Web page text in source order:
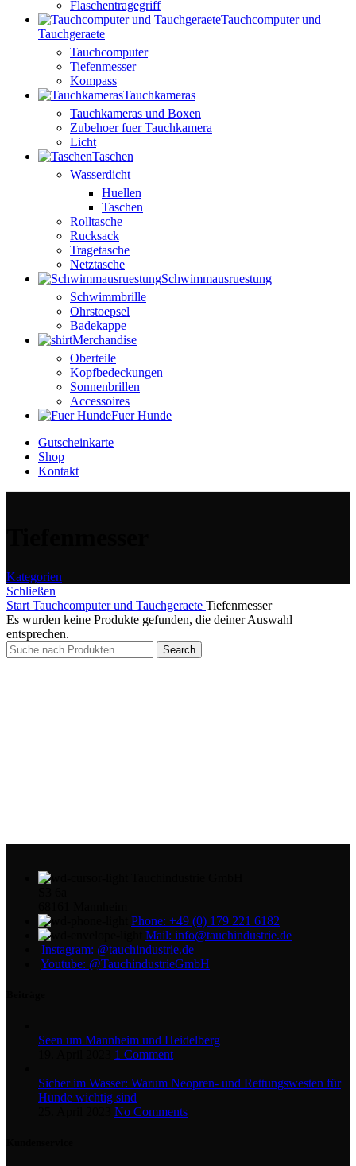
Flaschentragegriff
Tauchcomputer und
Tauchgeraete
Tauchcomputer
Tiefenmesser
Kompass
Tauchkameras
Tauchkameras und Boxen
Zubehoer fuer Tauchkamera
Licht
Taschen
Wasserdicht
Huellen
Taschen
Rolltasche
Rucksack
Tragetasche
Netztasche
Schwimmausruestung
Schwimmbrille
Ohrstoepsel
Badekappe
Merchandise
Oberteile
Kopfbedeckungen
Sonnenbrillen
Accessoires
Fuer Hunde
Gutscheinkarte
Shop
Kontakt
Kategorien
Schließen
Start Tauchcomputer und Tauchgeraete Tiefenmesser
Es wurden keine Produkte gefunden, die deiner Auswahl
entsprechen.
Search
Phone: +49 (0) 179 221 6182
Mail: info@tauchindustrie.de
Instagram: @tauchindustrie.de
Youtube: @TauchindustrieGmbH
Seen um Mannheim und Heidelberg
1 Comment
Sicher im Wasser: Warum Neopren- und Rettungswesten für
Hunde wichtig sind
No Comments